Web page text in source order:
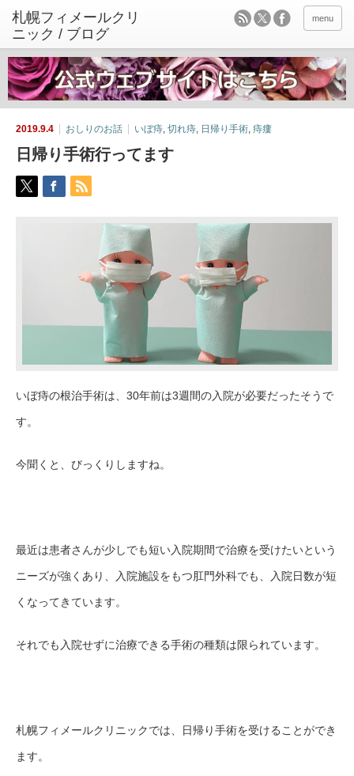
menu
2019.9.4 おしりのお話 いぼ痔, 切れ痔, 日帰り手術, 痔瘻
日帰り手術行ってます
いぼ痔の根治手術は、 30年前は3週間の入院が必要だったそうで
す。
今聞くと、びっくりしますね。
最近は患者さんが少しでも短い入院期間で治療を受けたいという
ニーズが強くあり、入院施設をもつ肛門外科でも、入院日数が短
くなってきています。
それでも入院せずに治療できる手術の種類は限られています。
札幌フィメールクリニックでは、日帰り手術を受けることができ
ます。